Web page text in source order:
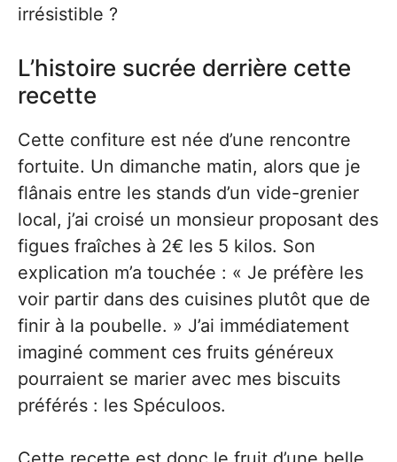
irrésistible ?
L’histoire sucrée derrière cette
recette
Cette confiture est née d’une rencontre
fortuite. Un dimanche matin, alors que je
flânais entre les stands d’un vide-grenier
local, j’ai croisé un monsieur proposant des
figues fraîches à 2€ les 5 kilos. Son
explication m’a touchée : « Je préfère les
voir partir dans des cuisines plutôt que de
finir à la poubelle. » J’ai immédiatement
imaginé comment ces fruits généreux
pourraient se marier avec mes biscuits
préférés : les Spéculoos.